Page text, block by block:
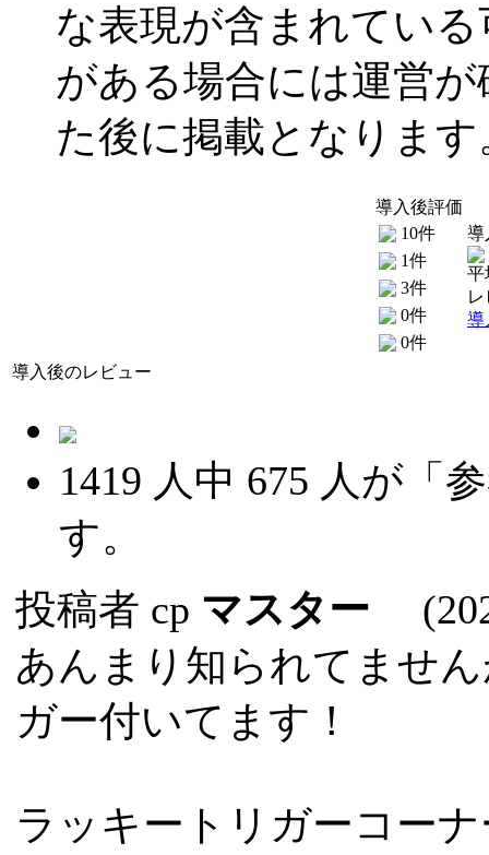
な表現が含まれている
がある場合には運営が
た後に掲載となります
導入後評価
10件
1件
3件
0件
0件
導
平
導
導入後のレビュー
1419 人中 675 人が「
す。
投稿者 cp マスター
あんまり知られてませ
ガー付いてます！
ラッキートリガーコー